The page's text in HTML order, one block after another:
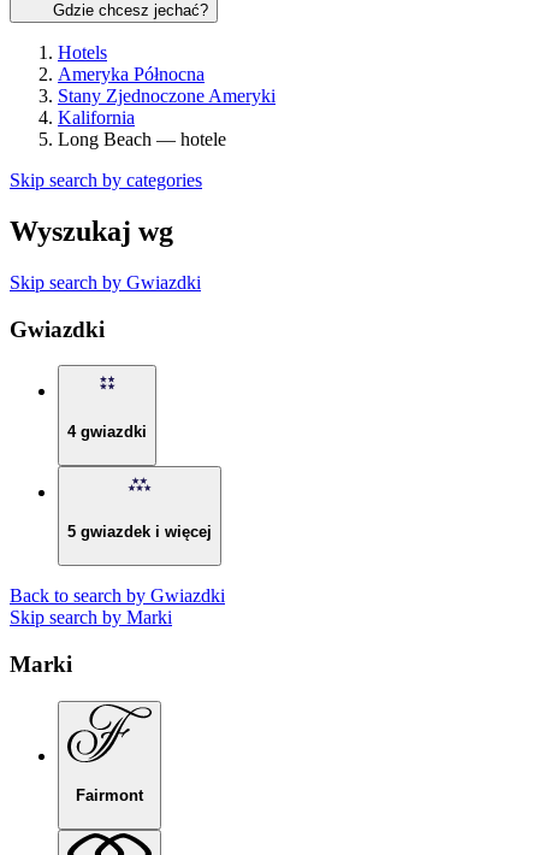
Gdzie chcesz jechać?
Hotels
Ameryka Północna
Stany Zjednoczone Ameryki
Kalifornia
Long Beach — hotele
Skip search by categories
Wyszukaj wg
Skip search by Gwiazdki
Gwiazdki
4 gwiazdki
5 gwiazdek i więcej
Back to search by Gwiazdki
Skip search by Marki
Marki
Fairmont